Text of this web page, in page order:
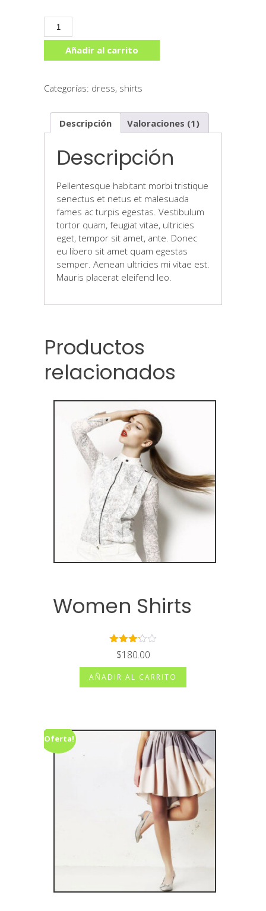
Women
Dress
cantidadAñadir al carrito
Categorías: dress, shirts
Descripción Valoraciones (1)
Descripción
Pellentesque habitant morbi tristique
senectus et netus et malesuada
fames ac turpis egestas. Vestibulum
tortor quam, feugiat vitae, ultricies
eget, tempor sit amet, ante. Donec
eu libero sit amet quam egestas
semper. Aenean ultricies mi vitae est.
Mauris placerat eleifend leo.
Productos
relacionados
Women Shirts
Valorado
con
3.00de
5
$180.00
AÑADIR AL CARRITO
¡Oferta!